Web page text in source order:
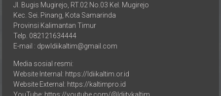
Jl. Bugis Mugirejo, RT.02 No.03 Kel. Mugirejo
Kec. Sei. Pinang, Kota Samarinda
Provinsi Kalimantan Timur
Telp. 082121634444
E-mail : dpwldiikaltim@gmail.com
Media sosial resmi:
Website Internal: https://ldiikaltim.or.id
Website External: https://kaltimpro.id